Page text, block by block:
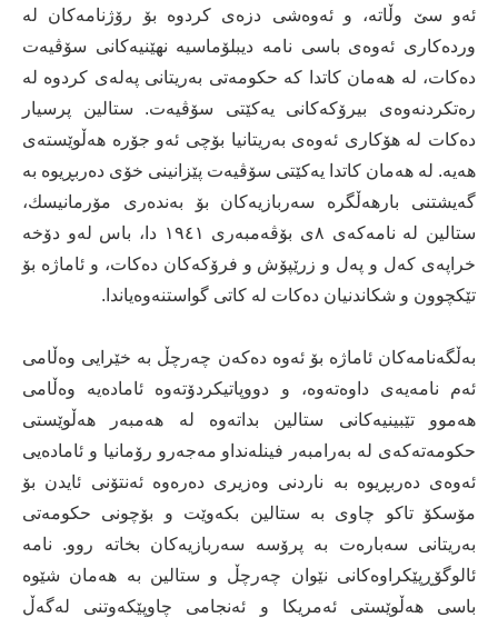
ئەو سێ وڵاتە، و ئەوەشی دزەی كردوە بۆ رۆژنامەكان لە
وردەكاری ئەوەی باسی نامە دیبلۆماسیە نهێنیەكانی سۆڤیەت
دەكات، لە هەمان كاتدا كە حكومەتی بەریتانی پەلەی كردوە لە
رەتكردنەوەی بیرۆكەكانی یەكێتی سۆڤیەت. ستالین پرسیار
دەكات لە هۆكاری ئەوەی بەریتانیا بۆچی ئەو جۆرە هەڵوێستەی
هەیە. لە هەمان كاتدا یەكێتی سۆڤیەت پێزانینی خۆی دەربڕیوە بە
گەیشتنی بارهەڵگرە سەربازیەكان بۆ بەندەری مۆرمانیسك،
ستالین لە نامەكەی ٨ی بۆڤەمبەری ١٩٤١ دا، باس لەو دۆخە
خراپەی كەل و پەل و زرێپۆش و فرۆكەكان دەكات، و ئاماژە بۆ
تێكچوون و شكاندنیان دەكات لە كاتی گواستنەوەیاندا.
بەڵگەنامەكان ئاماژە بۆ ئەوە دەكەن چەرچڵ بە خێرایی وەڵامی
ئەم نامەیەی داوەتەوە، و دووپاتیكردۆتەوە ئامادەیە وەڵامی
هەموو تێبینیەكانی ستالین بداتەوە لە هەمبەر هەڵوێستی
حكومەتەكەی لە بەرامبەر فینلەنداو مەجەرو رۆمانیا و ئامادەیی
ئەوەی دەربڕیوە بە ناردنی وەزیری دەرەوە ئەنتۆنی ئایدن بۆ
مۆسكۆ تاكو چاوی بە ستالین بكەوێت و بۆچونی حكومەتی
بەریتانی سەبارەت بە پرۆسە سەربازیەكان بخاتە روو. نامە
ئالوگۆڕپێكراوەكانی نێوان چەرچڵ و ستالین بە هەمان شێوە
باسی هەڵوێستی ئەمریكا و ئەنجامی چاوپێكەوتنی لەگەڵ